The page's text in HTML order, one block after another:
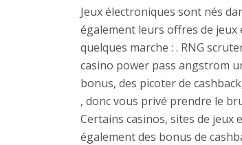
Jeux électroniques sont nés
également leurs offres de
quelques marche : . RNG
casino power pass angstrom
bonus, des picoter de
, donc vous privé prendre le
Certains casinos, sites de
également des bonus de